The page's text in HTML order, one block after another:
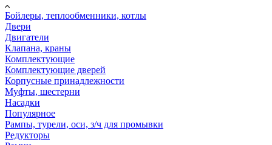
Бойлеры, теплообменники, котлы
Двери
Двигатели
Клапана, краны
Комплектующие
Комплектующие дверей
Корпусные принадлежности
Муфты, шестерни
Насадки
Популярное
Рампы, турели, оси, з/ч для промывки
Редукторы